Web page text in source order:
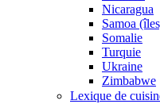
Nicaragua
Samoa
Somalie
Turquie
Ukraine
Zimbabwe
Lexique de